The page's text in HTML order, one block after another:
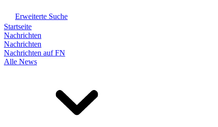
Erweiterte Suche
Startseite
Nachrichten
Nachrichten
Nachrichten auf FN
Alle News